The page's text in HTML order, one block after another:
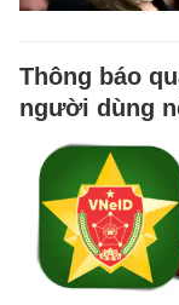
Thông báo
người dùng